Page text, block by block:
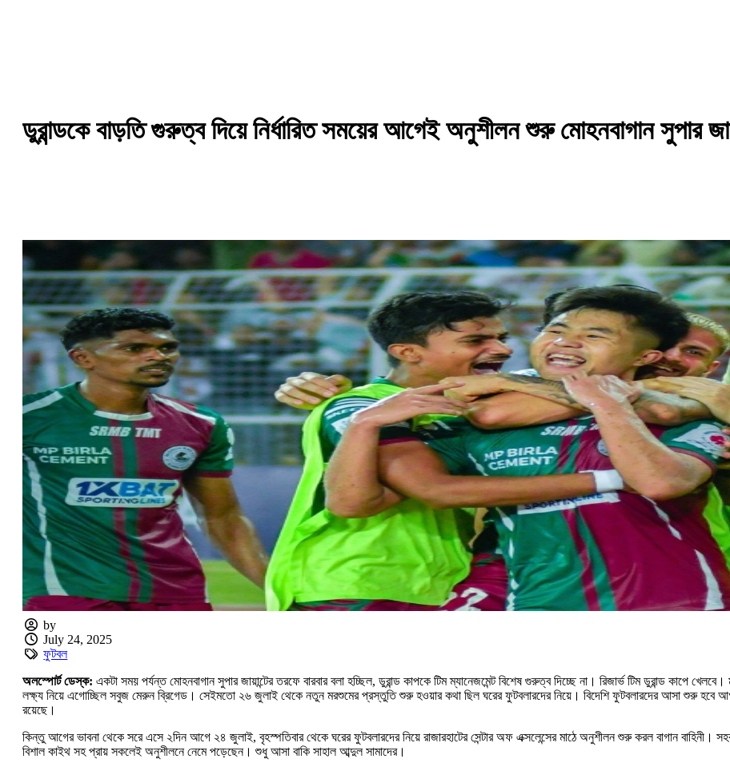
ডুরান্ডকে বাড়তি গুরুত্ব দিয়ে নির্ধারিত সময়ের আগেই অনুশীলন শুরু মোহনবাগান সুপার
by
July 24, 2025
ফুটবল
অলস্পোর্ট ডেস্ক:‌ একটা সময় পর্যন্ত মোহনবাগান সুপার জায়ান্টের তরফে বারবার বলা হচ্ছিল, ডুরান্ড কাপকে টিম ম্যানেজমেন্ট বিশেষ গুরুত্ব দিচ্ছে না। রিজার্ভ টিম ডুরান্ড কাপে
লক্ষ্য নিয়ে এগোচ্ছিল সবুজ মেরুন ব্রিগেড। সেইমতো ২৬ জুলাই থেকে নতুন মরশুমের প্রস্তুতি শুরু হওয়ার কথা ছিল ঘরের ফুটবলারদের নিয়ে। বিদেশি ফুটবলারদের আসা শুরু হবে
রয়েছে।
কিন্তু আগের ভাবনা থেকে সরে এসে ২দিন আগে ২৪ জুলাই, বৃহস্পতিবার থেকে ঘরের ফুটবলারদের নিয়ে রাজারহাটের সেন্টার অফ এক্সলেন্সের মাঠে অনুশীলন শুরু করল বাগান বাহিনী।
বিশাল কাইথ সহ প্রায় সকলেই অনুশীলনে নেমে পড়েছেন। শুধু আসা বাকি সাহাল আব্দুল সামাদের।